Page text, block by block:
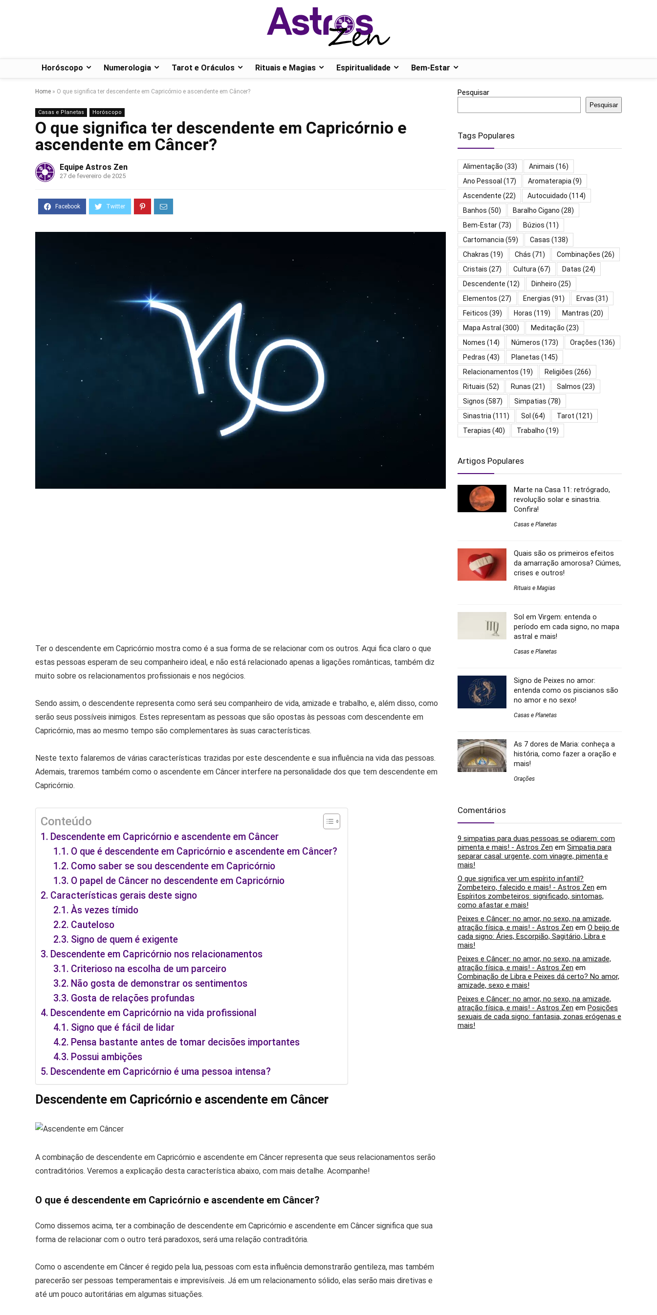
Horóscopo Numerologia Tarot e Oráculos Rituais e Magias Espiritualidade Bem-Estar
Home » O que significa ter descendente em Capricórnio e ascendente em Câncer?
Casas e Planetas Horóscopo
O que significa ter descendente em Capricórnio e
ascendente em Câncer?
Equipe Astros Zen
27 de fevereiro de 2025
Ter o descendente em Capricórnio mostra como é a sua forma de se relacionar com os outros. Aqui fica claro o que
estas pessoas esperam de seu companheiro ideal, e não está relacionado apenas a ligações românticas, também diz
muito sobre os relacionamentos profissionais e nos negócios.
Sendo assim, o descendente representa como será seu companheiro de vida, amizade e trabalho, e, além disso, como
serão seus possíveis inimigos. Estes representam as pessoas que são opostas às pessoas com descendente em
Capricórnio, mas ao mesmo tempo são complementares às suas características.
Neste texto falaremos de várias características trazidas por este descendente e sua influência na vida das pessoas.
Ademais, traremos também como o ascendente em Câncer interfere na personalidade dos que tem descendente em
Capricórnio.
Conteúdo
Descendente em Capricórnio e ascendente em Câncer
O que é descendente em Capricórnio e ascendente em Câncer?
Como saber se sou descendente em Capricórnio
O papel de Câncer no descendente em Capricórnio
Características gerais deste signo
Às vezes tímido
Cauteloso
Signo de quem é exigente
Descendente em Capricórnio nos relacionamentos
Criterioso na escolha de um parceiro
Não gosta de demonstrar os sentimentos
Gosta de relações profundas
Descendente em Capricórnio na vida profissional
Signo que é fácil de lidar
Pensa bastante antes de tomar decisões importantes
Possui ambições
Descendente em Capricórnio é uma pessoa intensa?
Descendente em Capricórnio e ascendente em Câncer
A combinação de descendente em Capricórnio e ascendente em Câncer representa que seus relacionamentos serão
contraditórios. Veremos a explicação desta característica abaixo, com mais detalhe. Acompanhe!
O que é descendente em Capricórnio e ascendente em Câncer?
Como dissemos acima, ter a combinação de descendente em Capricórnio e ascendente em Câncer significa que sua
forma de relacionar com o outro terá paradoxos, será uma relação contraditória.
Como o ascendente em Câncer é regido pela lua, pessoas com esta influência demonstrarão gentileza, mas também
parecerão ser pessoas temperamentais e imprevisíveis. Já em um relacionamento sólido, elas serão mais diretivas e
até um pouco autoritárias em algumas situações.
Pesquisar
Pesquisar
Tags Populares
Alimentação (33) Animais (16)
Ano Pessoal (17) Aromaterapia(9)
Ascendente (22) Autocuidado (114)
Banhos (50) Baralho Cigano (28)
Bem-Estar(73) Búzios (11)
Cartomancia(59) Casas (138)
Chakras (19) Chás (71) Combinações (26)
Cristais (27) Cultura(67) Datas (24)
Descendente (12) Dinheiro (25)
Elementos (27) Energias (91) Ervas (31)
Feiticos (39) Horas (119) Mantras (20)
Mapa Astral (300) Meditação (23)
Nomes (14) Números (173) Orações (136)
Pedras (43) Planetas (145)
Relacionamentos (19) Religiões (266)
Rituais (52) Runas (21) Salmos (23)
Signos (587) Simpatias (78)
Sinastria(111) Sol (64) Tarot (121)
Terapias (40) Trabalho (19)
Artigos Populares
Marte na Casa 11: retrógrado,
revolução solar e sinastria.
Confira!
Casas e Planetas
Quais são os primeiros efeitos
da amarração amorosa? Ciúmes,
crises e outros!
Rituais e Magias
Sol em Virgem: entenda o
período em cada signo, no mapa
astral e mais!
Casas e Planetas
Signo de Peixes no amor:
entenda como os piscianos são
no amor e no sexo!
Casas e Planetas
As 7 dores de Maria: conheça a
história, como fazer a oração e
mais!
Orações
Comentários
9 simpatias para duas pessoas se odiarem: com
pimenta e mais! - Astros Zen em Simpatia para
separar casal: urgente, com vinagre, pimenta e
mais!
O que significa ver um espírito infantil?
Zombeteiro, falecido e mais! - Astros Zen em
Espíritos zombeteiros: significado, sintomas,
como afastar e mais!
Peixes e Câncer: no amor, no sexo, na amizade,
atração física, e mais! - Astros Zen em O beijo de
cada signo: Áries, Escorpião, Sagitário, Libra e
mais!
Peixes e Câncer: no amor, no sexo, na amizade,
atração física, e mais! - Astros Zen em
Combinação de Libra e Peixes dá certo? No amor,
amizade, sexo e mais!
Peixes e Câncer: no amor, no sexo, na amizade,
atração física, e mais! - Astros Zen em Posições
sexuais de cada signo: fantasia, zonas erógenas e
mais!